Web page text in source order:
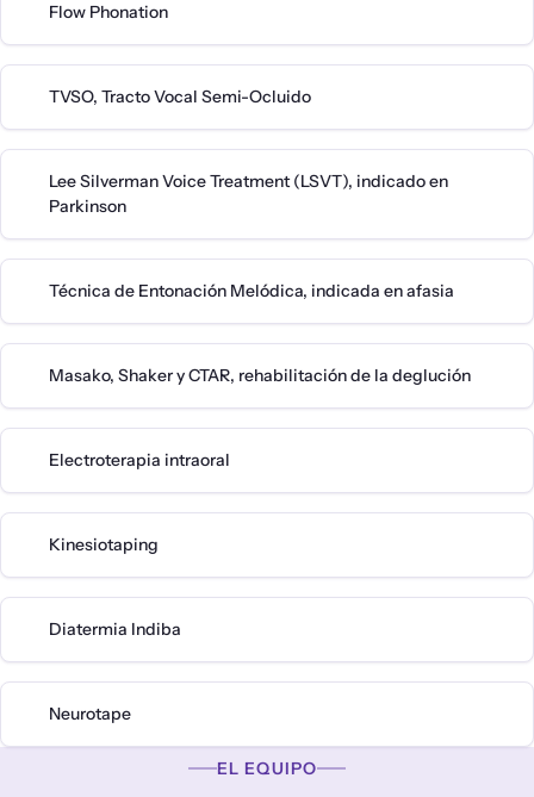
Flow Phonation
TVSO, Tracto Vocal Semi-Ocluido
Lee Silverman Voice Treatment (LSVT), indicado en
Parkinson
Técnica de Entonación Melódica, indicada en afasia
Masako, Shaker y CTAR, rehabilitación de la deglución
Electroterapia intraoral
Kinesiotaping
Diatermia Indiba
Neurotape
EL EQUIPO